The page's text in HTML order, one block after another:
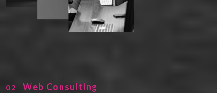
02 Web Consulting